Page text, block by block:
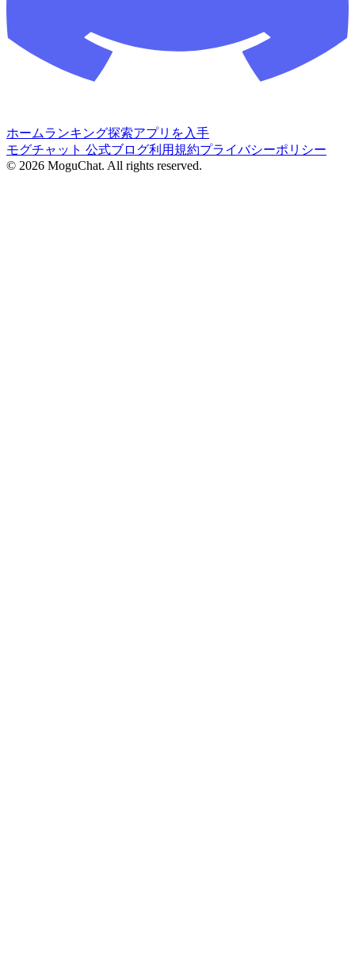
ホームランキング探索アプリを入手
モグチャット 公式ブログ利用規約プライバシーポリシー
© 2026 MoguChat. All rights reserved.